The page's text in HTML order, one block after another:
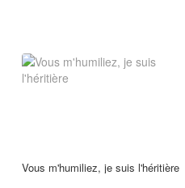
Vous m'humiliez, je suis l'héritière